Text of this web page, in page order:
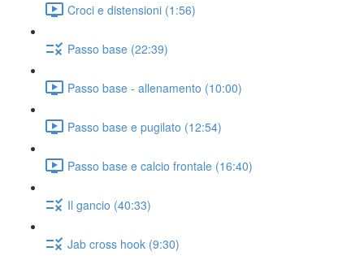
Croci e distensioni (1:56)
Passo base (22:39)
Passo base - allenamento (10:00)
Passo base e pugilato (12:54)
Passo base e calcio frontale (16:40)
Il gancio (40:33)
Jab cross hook (9:30)